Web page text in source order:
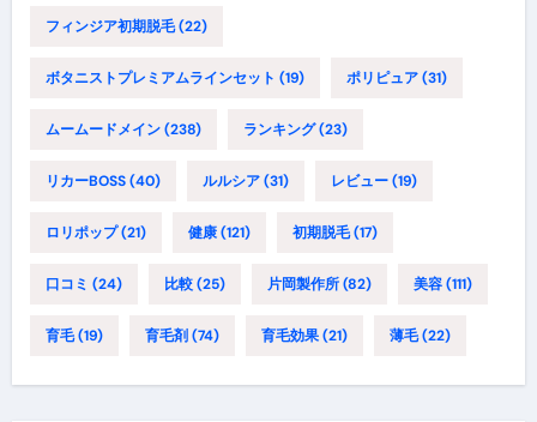
フィンジア初期脱毛(22)
ボタニストプレミアムラインセット (19) ポリピュア(31)
ムームードメイン(238) ランキング(23)
リカーBOSS(40) ルルシア(31) レビュー(19)
ロリポップ(21) 健康(121) 初期脱毛(17)
口コミ (24) 比較(25) 片岡製作所(82) 美容(111)
育毛(19) 育毛剤 (74) 育毛効果(21) 薄毛(22)